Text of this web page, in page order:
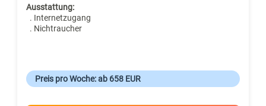
Ausstattung:
. Internetzugang
. Nichtraucher
Preis pro Woche: ab 658 EUR